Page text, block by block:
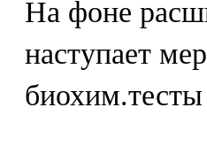
На фоне
наступает